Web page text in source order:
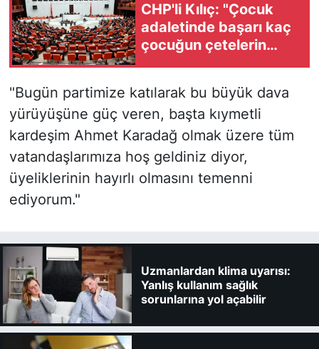
CHP'li Kılıç: "Çocuk
adaletinde başarı kaç
çocuğun çetelerin
"Bugün partimize katılarak bu büyük dava
yürüyüşüne güç veren, başta kıymetli
kardeşim Ahmet Karadağ olmak üzere tüm
vatandaşlarımıza hoş geldiniz diyor,
üyeliklerinin hayırlı olmasını temenni
ediyorum."
Uzmanlardan klima uyarısı:
Yanlış kullanım sağlık
sorunlarına yol açabilir